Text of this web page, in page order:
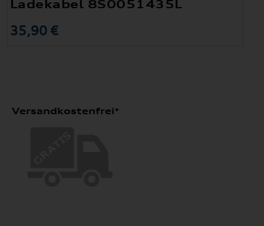
Ladekabel 8S0051435L
35,90 €
Versandkostenfrei*